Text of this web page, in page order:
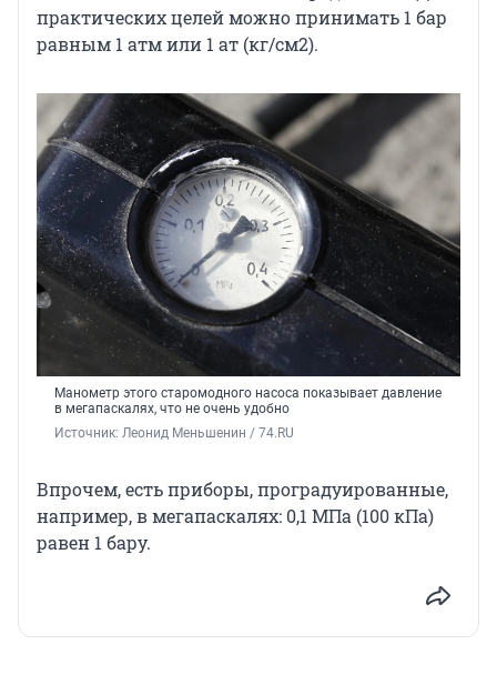
практических целей можно принимать 1 бар
равным 1 атм или 1 ат (кг/см2).
Манометр этого старомодного насоса показывает давление
в мегапаскалях, что не очень удобно
Источник: Леонид Меньшенин / 74.RU
Впрочем, есть приборы, проградуированные,
например, в мегапаскалях: 0,1 МПа (100 кПа)
равен 1 бару.